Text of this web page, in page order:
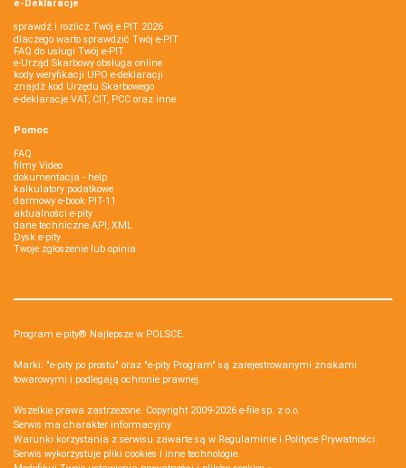
e-Deklaracje
sprawdź i rozlicz Twój e PIT 2026
dlaczego warto sprawdzić Twój e-PIT
FAQ do usługi Twój e-PIT
e-Urząd Skarbowy obsługa online
kody weryfikacji UPO e-deklaracji
znajdź kod Urzędu Skarbowego
e-deklaracje VAT, CIT, PCC oraz inne
Pomoc
FAQ
filmy Video
dokumentacja - help
kalkulatory podatkowe
darmowy e-book PIT-11
aktualności e-pity
dane techniczne API, XML
Dysk e-pity
Twoje zgłoszenie lub opinia
Program e-pity® Najlepsze w POLSCE.
Marki: "e-pity po prostu" oraz "e-pity Program" są zarejestrowanymi znakami
towarowymi i podlegają ochronie prawnej.
Wszelkie prawa zastrzeżone. Copyright 2009-2026 e-file sp. z o.o.
Serwis ma charakter informacyjny.
Warunki korzystania z serwisu zawarte są w Regulaminie i Polityce Prywatności.
Serwis wykorzystuje pliki cookies i inne technologie.